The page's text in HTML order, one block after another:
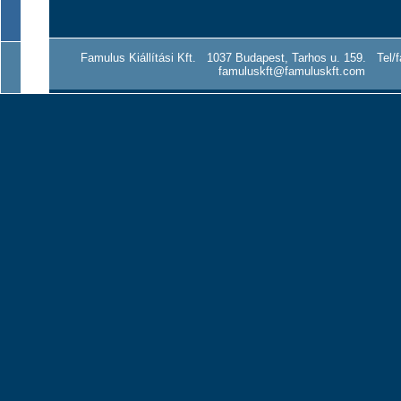
Famulus Kiállítási Kft. 1037 Budapest, Tarhos u. 159. Tel/
famuluskft@famuluskft.com